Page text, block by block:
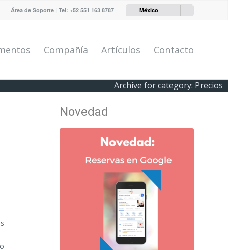
Área de Soporte | Tel: +52 551 163 8787 México
Compañía Artículos Contacto
Archive for category: Precios
Novedad